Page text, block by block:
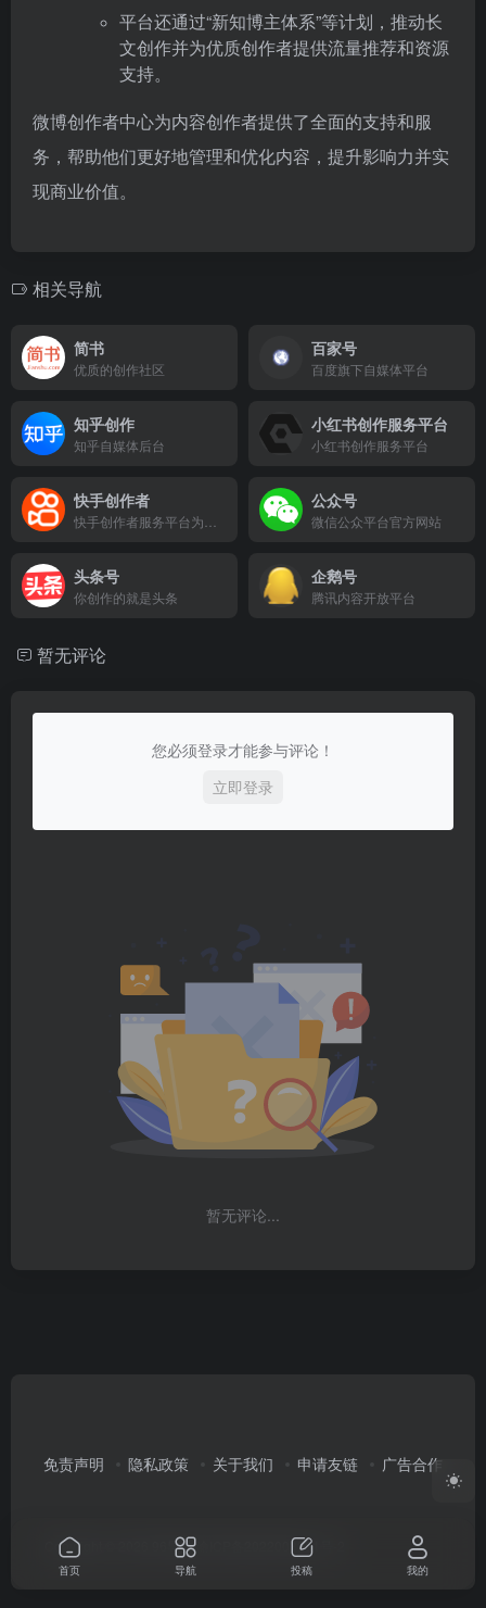
平台还通过“新知博主体系”等计划，推动长
文创作并为优质创作者提供流量推荐和资源
支持。
微博创作者中心为内容创作者提供了全面的支持和服
务，帮助他们更好地管理和优化内容，提升影响力并实
现商业价值。
相关导航
简书
优质的创作社区
百家号
百度旗下自媒体平台
知乎创作
知乎自媒体后台
小红书创作服务平台
小红书创作服务平台
快手创作者 公众号
微信公众平台官方网站
头条号
你创作的就是头条
企鹅号
腾讯内容开放平台
暂无评论
您必须登录才能参与评论！
立即登录
暂无评论...
免责声明 隐私政策 关于我们 申请友链 广告合作
Copyright © 2026 96导航 渝ICP备2022003351号-2
首页 导航 投稿 我的